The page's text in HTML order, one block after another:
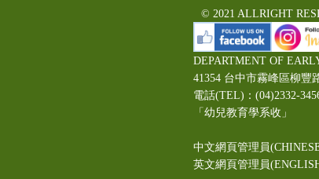
© 2021 ALLRIGHT
DEPARTMENT OF
41354 台中市霧峰區柳
電話(TEL)：(04)2332-
「幼兒教育學系收」
中文網頁管理員
英文網頁管理員